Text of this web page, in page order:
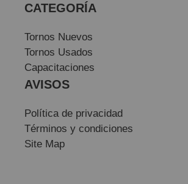
CATEGORÍA
Tornos Nuevos
Tornos Usados
Capacitaciones
AVISOS
Política de privacidad
Términos y condiciones
Site Map